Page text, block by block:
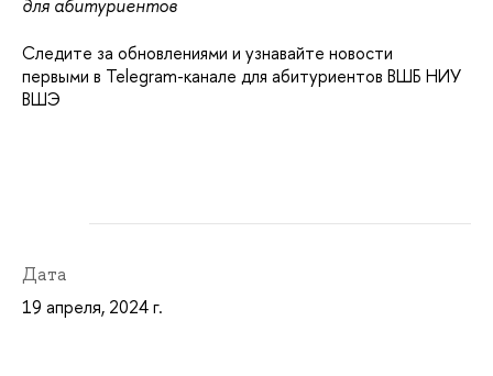
для абитуриентов
Следите за обновлениями и узнавайте новости
первыми в Telegram-канале для абитуриентов ВШБ НИУ
ВШЭ
Дата
19 апреля, 2024 г.